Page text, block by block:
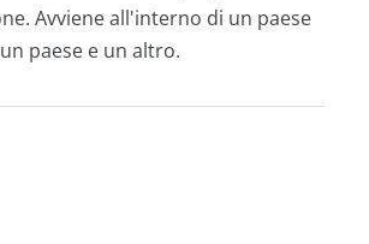
Avviene all'interno di un paese
paese e un altro.